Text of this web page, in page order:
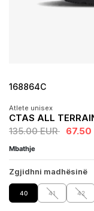
168864C
Atlete unisex
CTAS ALL
135.00 EUR 67.50
Mbathje
Zgjidhni madhësinë
40 41 42